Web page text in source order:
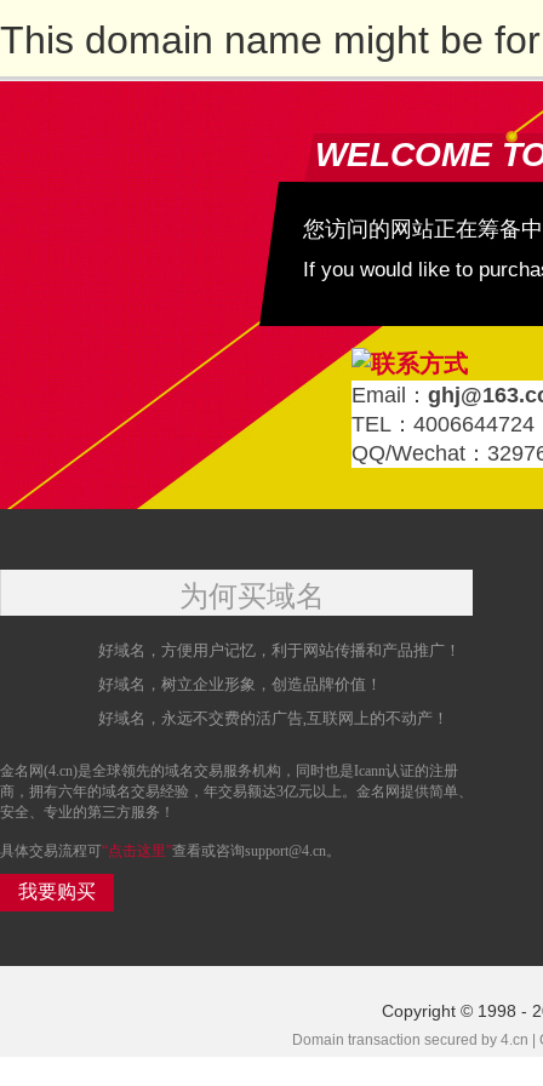
This domain name might be
WELCOME
您访问的网站正在筹备
If you would like to
Email：
TEL：4006644724
QQ/Wechat：
为何买域名
好域名，方便用户记忆，利于网站传播和产品推广！
好域名，树立企业形象，创造品牌价值！
好域名，永远不交费的活广告,互联网上的不动产！
金名网(4.cn)是全球领先的域名交易服务机构，同时也是Icann认证的注册
商，拥有六年的域名交易经验，年交易额达3亿元以上。金名网提供简单、
安全、专业的第三方服务！
具体交易流程可“点击这里”查看或咨询support@4.cn。
我要购买
Copyright © 1998 -
Domain transaction secured by 4.cn